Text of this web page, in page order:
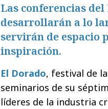
Las conferencias del
desarrollarán a lo
servirán de espacio
inspiración.
El Dorado, festival de
seminarios de su
líderes de la industria